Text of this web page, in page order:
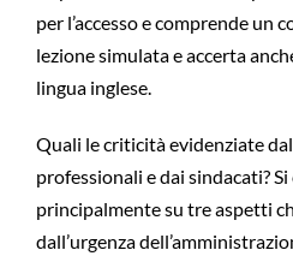
per l’accesso e comprende un
lezione simulata e accerta
lingua inglese.
Quali le criticità evidenziate
professionali e dai sindacati?
principalmente su tre aspetti
dall’urgenza